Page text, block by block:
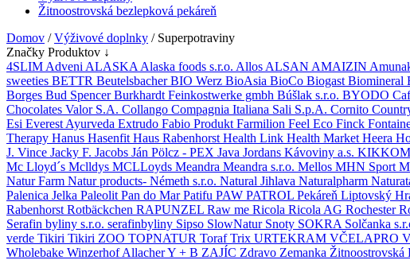
Žitnoostrovská bezlepková pekáreň
Domov /Výživové doplnky / Superpotraviny
Značky Produktov ↓
4SLIM Adveni ALASKA Alaska foods s.r.o. Allos ALSAN AMAIZIN
sweeties BETTR BeutelsbacherBIO Werz BioAsia BioCo Biogast Biomineral
Borges Bud SpencerBurkhardt Feinkostwerke gmbh Búšlak s.r.o. BYODO
Chocolates Valor S.A. Collango Compagnia Italiana Sali S.p.A. Cornito
Esi Everest Ayurveda Extrudo Fabio Produkt Farmilion Feel Eco Finck
Therapy Hanus Hasenfit Haus Rabenhorst Health Link Health Market Heera
J. Vince Jacky F. Jacobs Ján Pölcz - PEX Java Jordans Kávoviny a.s.
Mc Lloyd´s Mclldys MCLLoyds Meandra Meandra s.r.o. Mellos MHN Sport
Natur Farm Natur products- Németh s.r.o. Natural Jihlava Naturalpharm
Palenica Jelka Paleolit Pan do MarPatifu PAW PATROL Pekáreň Liptovský
Rabenhorst Rotbäckchen RAPUNZEL Raw me Ricola Ricola AG Rochester
Serafin byliny s.r.o. serafinbyliny Sipso SlowNatur Snoty SOKRA Solčanka
verde Tikiri Tikiri ZOO TOPNATUR TorafTrix URTEKRAM VČELAPRO
Wholebake Winzerhof AllacherY + B ZAJÍC Zdravo Zemanka Žitnoostrovská